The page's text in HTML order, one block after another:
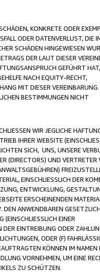
KONKRETE ODER
ODER DATENVERLUST, DIE
SCHÄDEN HINGEWIESEN
DER LAUT DIESER
GEFÜHRT
NACH EQUITY-RECHT,
MIT DIESER
BESTIMMUNGEN NICHT
WIR JEGLICHE
IHRER WEBSITE
SICH, UNS, UNSERE
(DIRECTORS) UND VERTRETER
EINSCHLIESSLICH DER
ENTWICKLUNG,
ERSCHEINENDEN
ANWENDBAREN
(EINSCHLIESSLICH EINER
EINTREIBUNG ODER
ODER (F)
KÖNNEN IM NAMEN
VORNEHMEN, UM EINE
ZU SCHÜTZEN.